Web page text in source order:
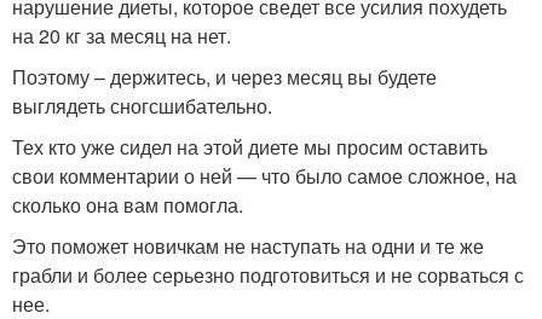
нарушение диеты, которое сведет все усилия похудеть
на 20 кг за месяц на нет.
Поэтому – держитесь, и через месяц вы будете
выглядеть сногсшибательно.
Тех кто уже сидел на этой диете мы просим оставить
свои комментарии о ней — что было самое сложное, на
сколько она вам помогла.
Это поможет новичкам не наступать на одни и те же
грабли и более серьезно подготовиться и не сорваться с
нее.